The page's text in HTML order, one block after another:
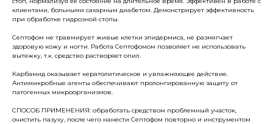
клиентами, больными сахарным диабетом. Демонстрирует эффективность
при обработке гидрозной стопы.
Септофом не травмирует живые клетки эпидермиса, не размягчает
здоровую кожу и ногти. Работа Септофомом позволяет не использовать
вытяжку, т.к. средство растворяет опил.
Карбамид оказывает кератолитическое и увлажняющее действие.
Антимикробные агенты обеспечивают пролонгированную защиту от
патогенных микроорганизмов.
СПОСОБ ПРИМЕНЕНИЯ: обработать средством проблемный участок,
очистить пазуху, после чего нанести Септофом повторно и инструментом